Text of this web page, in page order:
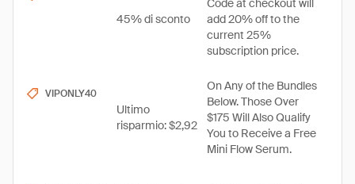
45% di sconto
Code at checkout will
add 20% off to the
current 25%
subscription price.
VIPONLY40
Ultimo
risparmio: $2,92
On Any of the Bundles
Below. Those Over
$175 Will Also Qualify
You to Receive a Free
Mini Flow Serum.